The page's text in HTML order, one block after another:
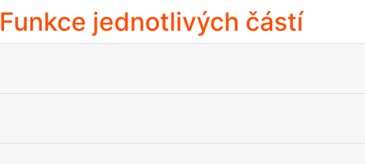
Funkce jednotlivých částí